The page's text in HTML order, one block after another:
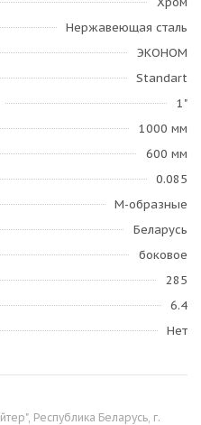
Нержавеющая сталь
ЭКОНОМ
Standart
1"
1000 мм
600 мм
0.085
М-образные
Беларусь
боковое
285
6.4
Нет
Республика Беларусь, г.